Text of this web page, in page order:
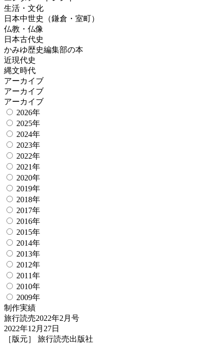
生活・文化
日本中世史（鎌倉・室町）
仏教・仏像
日本古代史
かみゆ歴史編集部の本
近現代史
縄文時代
アーカイブ
アーカイブ
アーカイブ
2026年
2025年
2024年
2023年
2022年
2021年
2020年
2019年
2018年
2017年
2016年
2015年
2014年
2013年
2012年
2011年
2010年
2009年
制作実績
旅行読売2022年2月号
2022年12月27日
［版元］ 旅行読売出版社